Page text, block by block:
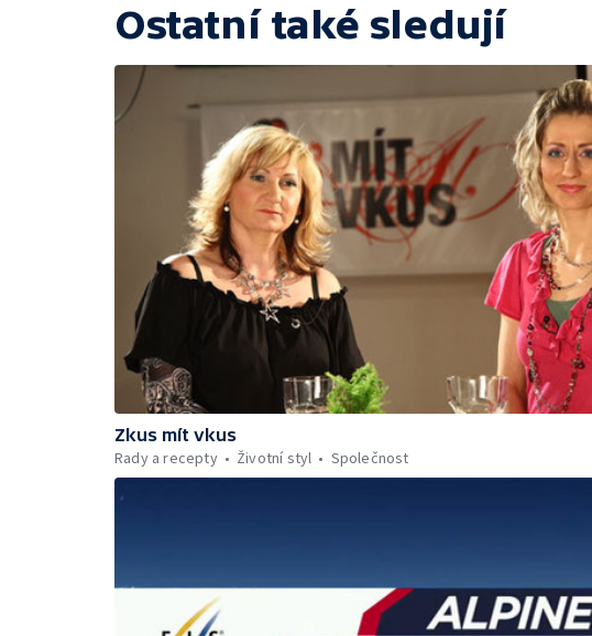
Ostatní také sledují
Zkus mít vkus
Rady a recepty
Životní styl Společnost